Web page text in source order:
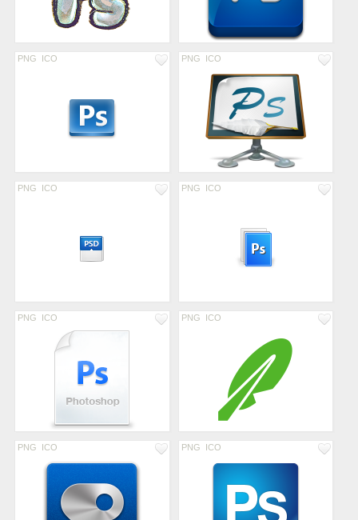
PNG ICO PNG ICO
PNG ICO PNG ICO
PNG ICO PNG ICO
PNG ICO PNG ICO